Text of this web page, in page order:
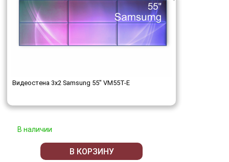
Видеостена 3x2 Samsung 55" VM55T-E
В наличии
В КОРЗИНУ